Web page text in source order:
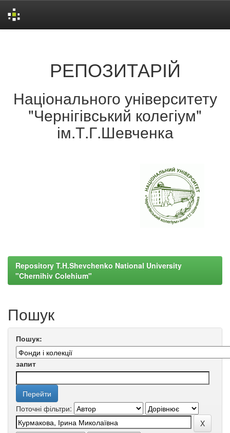
РЕПОЗИТАРІЙ
Національного університету
"Чернігівський колегіум"
ім.Т.Г.Шевченка
Repository T.H.Shevchenko National University
"Chernihiv Colehium"
Пошук
Пошук:
запит
Поточні фільтри: